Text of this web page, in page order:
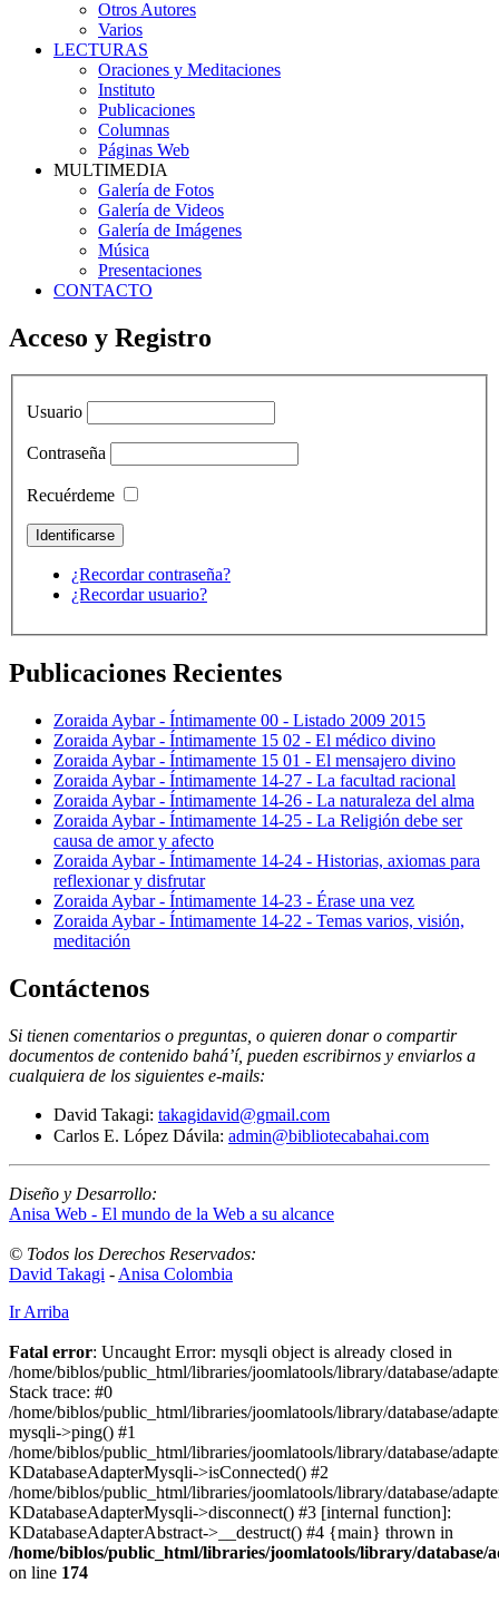
Otros Autores
Varios
LECTURAS
Oraciones y Meditaciones
Instituto
Publicaciones
Columnas
Páginas Web
MULTIMEDIA
Galería de Fotos
Galería de Videos
Galería de Imágenes
Música
Presentaciones
CONTACTO
Acceso y Registro
Usuario
Contraseña
Recuérdeme
¿Recordar contraseña?
¿Recordar usuario?
Publicaciones Recientes
Zoraida Aybar - Íntimamente 00 - Listado 2009 2015
Zoraida Aybar - Íntimamente 15 02 - El médico divino
Zoraida Aybar - Íntimamente 15 01 - El mensajero divino
Zoraida Aybar - Íntimamente 14-27 - La facultad racional
Zoraida Aybar - Íntimamente 14-26 - La naturaleza del alma
Zoraida Aybar - Íntimamente 14-25 - La Religión debe ser
causa de amor y afecto
Zoraida Aybar - Íntimamente 14-24 - Historias, axiomas para
reflexionar y disfrutar
Zoraida Aybar - Íntimamente 14-23 - Érase una vez
Zoraida Aybar - Íntimamente 14-22 - Temas varios, visión,
meditación
Contáctenos
Si tienen comentarios o preguntas, o quieren donar o compartir
documentos de contenido bahá’í, pueden escribirnos y enviarlos a
cualquiera de los siguientes e-mails:
David Takagi: takagidavid@gmail.com
Carlos E. López Dávila: admin@bibliotecabahai.com
Diseño y Desarrollo:
Anisa Web - El mundo de la Web a su alcance
© Todos los Derechos Reservados:
David Takagi - Anisa Colombia
Ir Arriba
Fatal error: Uncaught Error: mysqli object is already closed in
/home/biblos/public_html/libraries/joomlatools/library/database/
Stack trace: #0
/home/biblos/public_html/libraries/joomlatools/library/database/
mysqli->ping() #1
/home/biblos/public_html/libraries/joomlatools/library/database/
KDatabaseAdapterMysqli->isConnected() #2
/home/biblos/public_html/libraries/joomlatools/library/database/
KDatabaseAdapterMysqli->disconnect() #3 [internal function]:
KDatabaseAdapterAbstract->__destruct() #4 {main} thrown in
/home/biblos/public_html/libraries/joomlatools/library/database/
on line 174